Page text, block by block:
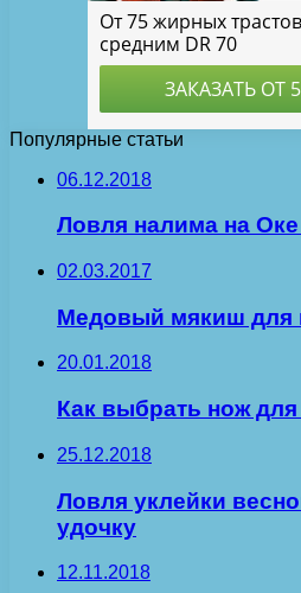
Популярные статьи
06.12.2018
Ловля налима на
02.03.2017
Медовый мякиш для
20.01.2018
Как выбрать нож
25.12.2018
Ловля уклейки
удочку
12.11.2018